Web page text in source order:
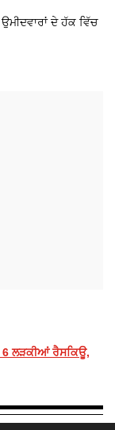
ਦੇ ਹੱਕ ਵਿੱਚ
6 ਲੜਕੀਆਂ ਰੈਸਕਿਊ,